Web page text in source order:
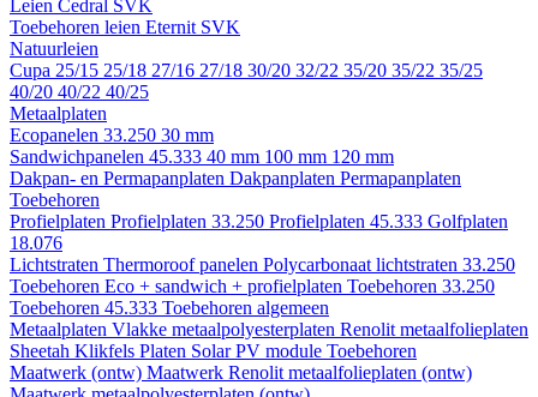
Leien Cedral SVK
Toebehoren leien Eternit SVK
Natuurleien
Cupa 25/15 25/18 27/16 27/18 30/20 32/22 35/20 35/22 35/25
40/20 40/22 40/25
Metaalplaten
Ecopanelen 33.250 30 mm
Sandwichpanelen 45.333 40 mm 100 mm 120 mm
Dakpan- en Permapanplaten Dakpanplaten Permapanplaten
Toebehoren
Profielplaten Profielplaten 33.250 Profielplaten 45.333 Golfplaten
18.076
Lichtstraten Thermoroof panelen Polycarbonaat lichtstraten 33.250
Toebehoren Eco + sandwich + profielplaten Toebehoren 33.250
Toebehoren 45.333 Toebehoren algemeen
Metaalplaten Vlakke metaalpolyesterplaten Renolit metaalfolieplaten
Sheetah Klikfels Platen Solar PV module Toebehoren
Maatwerk (ontw) Maatwerk Renolit metaalfolieplaten (ontw)